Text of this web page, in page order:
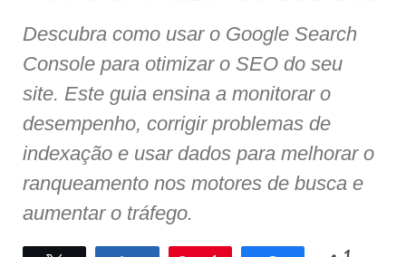
Descubra como usar o Google Search
Console para otimizar o SEO do seu
site. Este guia ensina a monitorar o
desempenho, corrigir problemas de
indexação e usar dados para melhorar o
ranqueamento nos motores de busca e
aumentar o tráfego.